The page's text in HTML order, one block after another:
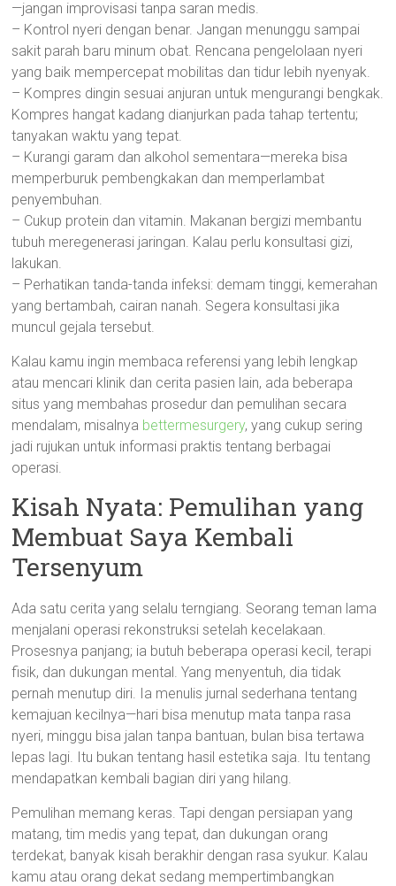
—jangan improvisasi tanpa saran medis.
– Kontrol nyeri dengan benar. Jangan menunggu sampai
sakit parah baru minum obat. Rencana pengelolaan nyeri
yang baik mempercepat mobilitas dan tidur lebih nyenyak.
– Kompres dingin sesuai anjuran untuk mengurangi bengkak.
Kompres hangat kadang dianjurkan pada tahap tertentu;
tanyakan waktu yang tepat.
– Kurangi garam dan alkohol sementara—mereka bisa
memperburuk pembengkakan dan memperlambat
penyembuhan.
– Cukup protein dan vitamin. Makanan bergizi membantu
tubuh meregenerasi jaringan. Kalau perlu konsultasi gizi,
lakukan.
– Perhatikan tanda-tanda infeksi: demam tinggi, kemerahan
yang bertambah, cairan nanah. Segera konsultasi jika
muncul gejala tersebut.
Kalau kamu ingin membaca referensi yang lebih lengkap
atau mencari klinik dan cerita pasien lain, ada beberapa
situs yang membahas prosedur dan pemulihan secara
mendalam, misalnya bettermesurgery, yang cukup sering
jadi rujukan untuk informasi praktis tentang berbagai
operasi.
Kisah Nyata: Pemulihan yang
Membuat Saya Kembali
Tersenyum
Ada satu cerita yang selalu terngiang. Seorang teman lama
menjalani operasi rekonstruksi setelah kecelakaan.
Prosesnya panjang; ia butuh beberapa operasi kecil, terapi
fisik, dan dukungan mental. Yang menyentuh, dia tidak
pernah menutup diri. Ia menulis jurnal sederhana tentang
kemajuan kecilnya—hari bisa menutup mata tanpa rasa
nyeri, minggu bisa jalan tanpa bantuan, bulan bisa tertawa
lepas lagi. Itu bukan tentang hasil estetika saja. Itu tentang
mendapatkan kembali bagian diri yang hilang.
Pemulihan memang keras. Tapi dengan persiapan yang
matang, tim medis yang tepat, dan dukungan orang
terdekat, banyak kisah berakhir dengan rasa syukur. Kalau
kamu atau orang dekat sedang mempertimbangkan